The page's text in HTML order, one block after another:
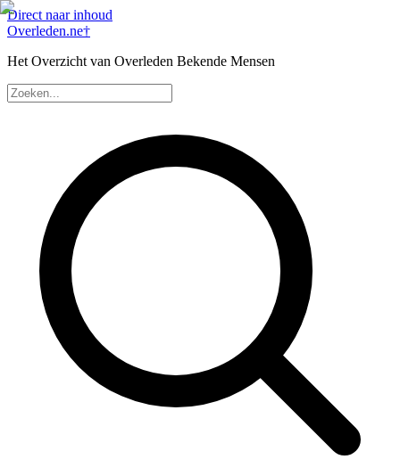
Direct naar inhoud
Overleden.ne†
Het Overzicht van Overleden Bekende Mensen